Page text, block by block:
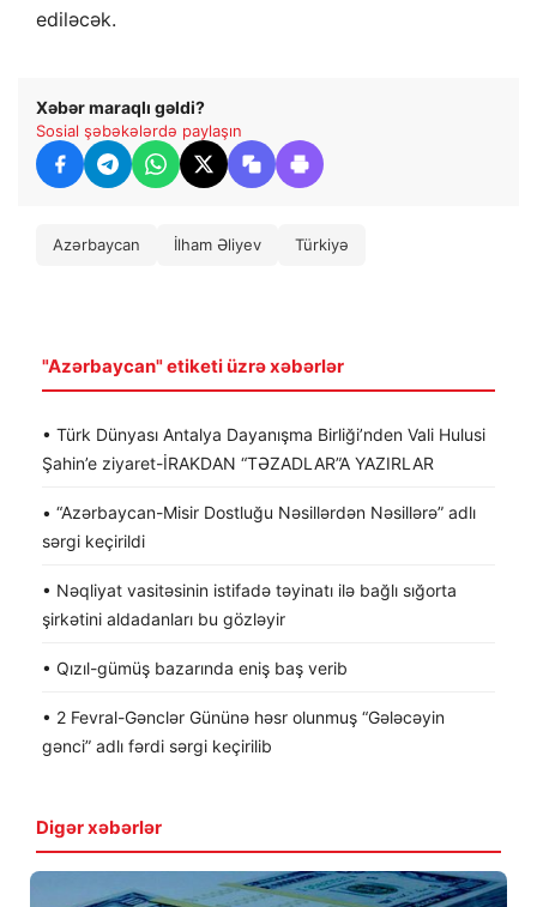
ediləcək.
Xəbər maraqlı gəldi?
Sosial şəbəkələrdə paylaşın
Azərbaycan İlham Əliyev Türkiyə
"Azərbaycan" etiketi üzrə xəbərlər
• Türk Dünyası Antalya Dayanışma Birliği’nden Vali Hulusi
Şahin’e ziyaret-İRAKDAN “TƏZADLAR”A YAZIRLAR
• “Azərbaycan-Misir Dostluğu Nəsillərdən Nəsillərə” adlı
sərgi keçirildi
• Nəqliyat vasitəsinin istifadə təyinatı ilə bağlı sığorta
şirkətini aldadanları bu gözləyir
• Qızıl-gümüş bazarında eniş baş verib
• 2 Fevral-Gənclər Gününə həsr olunmuş “Gələcəyin
gənci” adlı fərdi sərgi keçirilib
Digər xəbərlər